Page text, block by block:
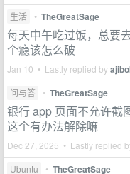
生活 • TheGreatSage
每天中午吃过饭，总要
个瘾该怎么破
Jan 10 • Lastly replied by
问与答 • TheGreatSage
银行 app 页面不允许截
这个有办法解除嘛
Dec 27, 2025 • Lastly replied
Ubuntu • TheGreatSage